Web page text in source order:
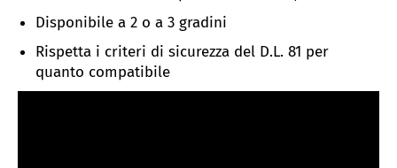
Disponibile a 2 o a 3 gradini
Rispetta i criteri di sicurezza del D.L. 81 per
quanto compatibile